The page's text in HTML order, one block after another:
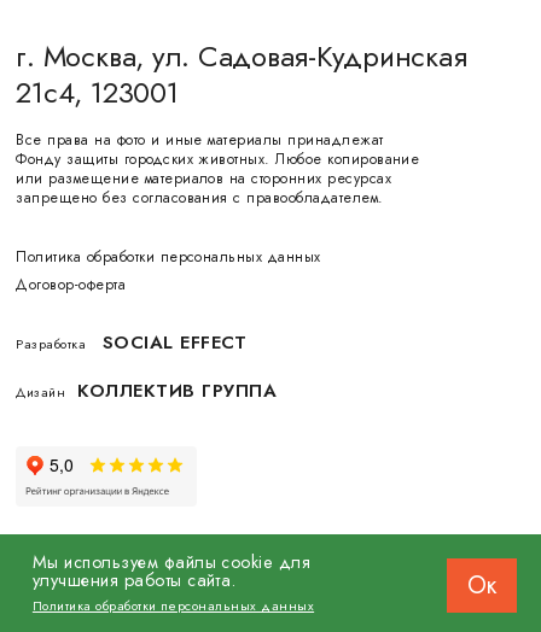
г. Москва, ул. Садовая-Кудринская
21с4, 123001
Все права на фото и иные материалы принадлежат
Фонду защиты городских животных. Любое копирование
или размещение материалов на сторонних ресурсах
запрещено без согласования с правообладателем.
Политика обработки персональных данных
Договор-оферта
Разработка SOCIAL EFFECT
Дизайн КОЛЛЕКТИВ ГРУППА
© 2026 Фонд защиты городских животных
Мы используем файлы cookie для
улучшения работы сайта.
Политика обработки персональных данных
Ок